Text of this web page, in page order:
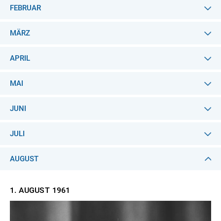
FEBRUAR
MÄRZ
APRIL
MAI
JUNI
JULI
AUGUST
1. AUGUST 1961